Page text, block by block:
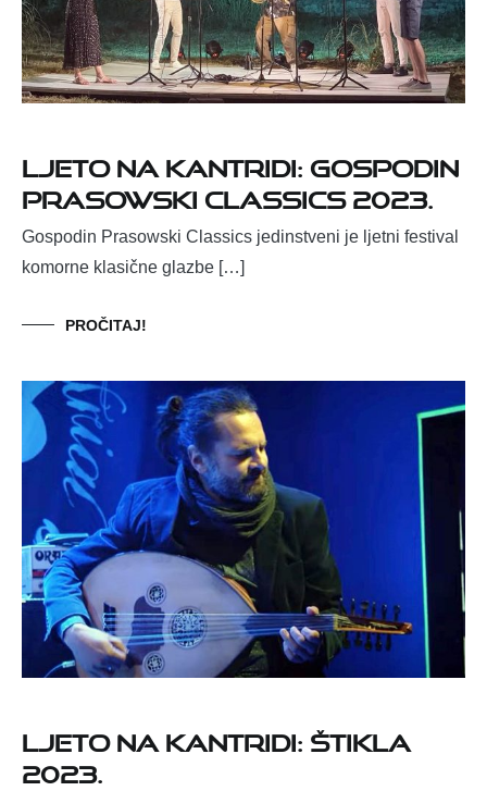
Ljeto na Kantridi: Gospodin
Prasowski Classics 2023.
Gospodin Prasowski Classics jedinstveni je ljetni festival
komorne klasične glazbe […]
PROČITAJ!
Ljeto na Kantridi: Štikla
2023.